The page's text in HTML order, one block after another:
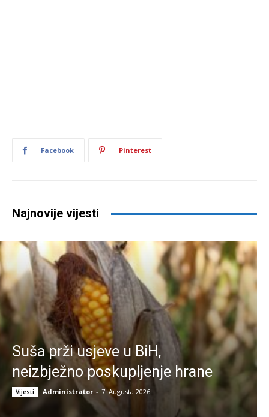
Facebook Pinterest
Najnovije vijesti
Suša prži usjeve u BiH,
neizbježno poskupljenje hrane
Vijesti Administrator - 7. Augusta 2026.